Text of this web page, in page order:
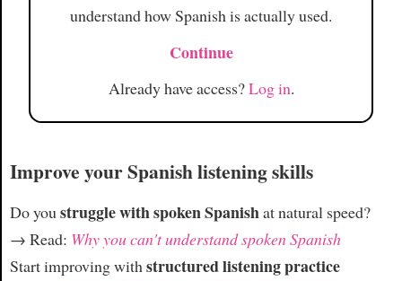
understand how Spanish is actually used.
Continue
Already have access?Log in.
Improve your Spanish listening skills
Do youstruggle with spoken Spanishat natural speed?
→ Read: Why you can't understand spoken Spanish
Start improving withstructured listening practice